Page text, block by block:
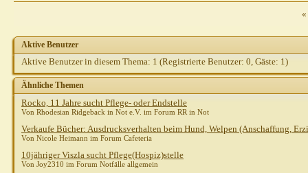
Steph821
shirotoraAW: Pflege25.10.2010,16:13
Weitere Beiträge folgen...
HeinsAW: Pflege25.10.2010,15:06
GastAW: Pflege 25.10.2010,15:50
GastAW: Pflege25.10.2010,16:20
Sibilla Teichert
«
Aktive Benutzer
Aktive Benutzer in diesem Thema: 1 (Registrierte Benutzer: 0, Gäste: 1)
Ähnliche Themen
Rocko, 11 Jahre sucht Pflege- oder Endstelle
Von Rhodesian Ridgeback in Not e.V. im Forum RR in Not
Verkaufe Bücher: Ausdrucksverhalten beim Hund, Welpen (Anschaffung,
Von Nicole Heimann im Forum Cafeteria
10jähriger Viszla sucht Pflege(Hospiz)stelle
Von Joy2310 im Forum Notfälle allgemein